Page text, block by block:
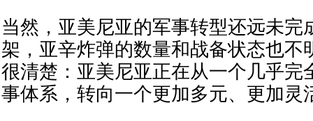
当然，亚美尼亚的军事转型还远未完
架，亚辛炸弹的数量和战备状态也不
很清楚：亚美尼亚正在从一个几乎完
事体系，转向一个更加多元、更加灵